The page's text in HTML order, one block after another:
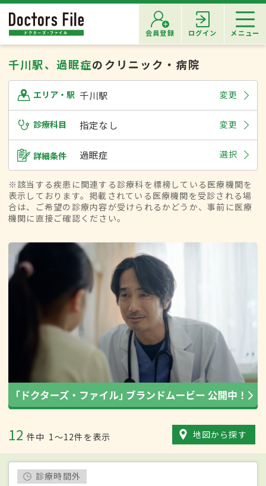
会員登録 ログイン メニュー
千川駅、過眠症のクリニック・病院
エリア・駅 千川駅 変更
診療科目 指定なし 変更
詳細条件 過眠症 選択
※該当する疾患に関連する診療科を標榜している医療機関を
表示しております。掲載されている医療機関を受診される場
合は、ご希望の診療内容が受けられるかどうか、事前に医療
機関に直接ご確認ください。
12 件中 1〜12件を表示 地図から探す
診療時間外